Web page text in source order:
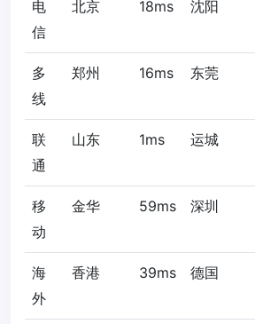
电
信
北京 18ms 沈阳
多
线
郑州 16ms 东莞
联
通
山东 1ms 运城
移
动
金华 59ms 深圳
海
外
香港 39ms 德国